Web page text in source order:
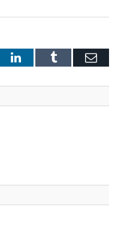
LinkedInTumblr